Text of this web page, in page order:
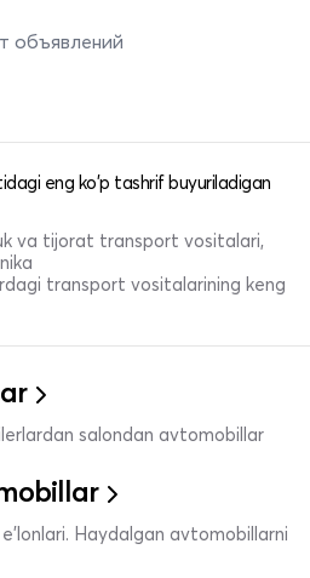
объявлений
eng ko'p tashrif buyuriladigan
va tijorat transport vositalari,
transport vositalarining keng
salondan avtomobillar
Haydalgan avtomobillarni